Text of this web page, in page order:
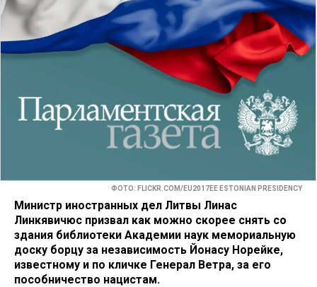
ФОТО: FLICKR.COM/EU2017EE ESTONIAN PRESIDENCY
Министр иностранных дел Литвы Линас
Линкявичюс призвал как можно скорее снять со
здания библиотеки Академии наук мемориальную
доску борцу за независимость Йонасу Норейке,
известному и по кличке Генерал Ветра, за его
пособничество нацистам.